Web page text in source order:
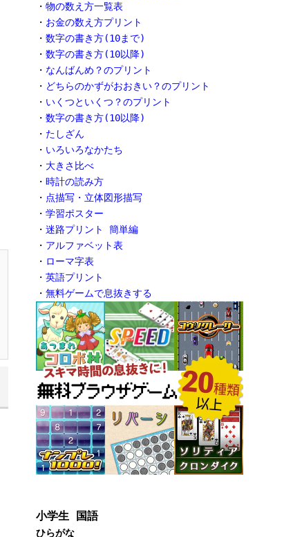
・ 物の数え方一覧表
・ お金の数え方プリント
・ 数字の書き方(10まで)
・ 数字の書き方(10以降)
・ なんばんめ？のプリント
・ どちらのかずがおおきい？のプリント
・ いくつといくつ？のプリント
・ 数字の書き方(10以降)
・ たしざん
・ いろいろなかたち
・ 大きさ比べ
・ 時計の読み方
・ 点描写・立体図形描写
・ 学習ポスター
・ 迷路プリント 簡単編
・ アルファベット表
・ ローマ字表
・ 英語プリント
・ 無料ゲームで息抜きする
小学生 国語
ひらがな